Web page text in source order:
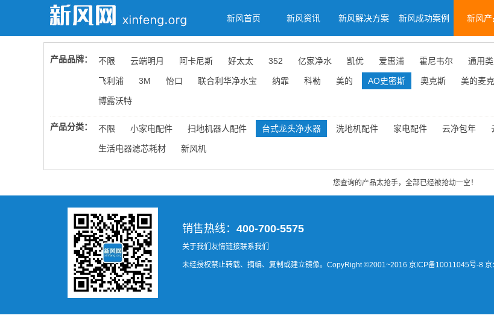
新风首页 新风资讯 新风解决方案 新风成功案例 新风产
产品品牌： 不限 云端明月 阿卡尼斯 好太太 352 亿家净水 凯优 爱惠浦 霍尼韦尔 通用
飞利浦 3M 怡口 联合利华净水宝 纳霏 科勒 美的 AO史密斯 奥克斯 美的麦
博露沃特
产品分类： 不限 小家电配件 扫地机器人配件 台式龙头净水器 洗地机配件 家电配件 云净包年
生活电器滤芯耗材 新风机
您查询的产品太抢手，全部已经被抢劫一空！
销售热线： 400-700-5575
关于我们 友情链接联系我们
未经授权禁止转载、摘编、复制或建立镜像。CopyRight ©2001~2016 京ICP备10011045号-8